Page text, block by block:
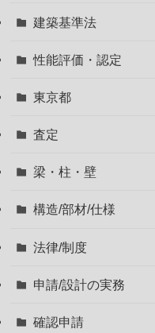
建築基準法
性能評価・認定
東京都
査定
梁・柱・壁
構造/部材/仕様
法律/制度
申請/設計の実務
確認申請